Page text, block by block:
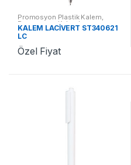
Promosyon Plastik Kalem,
Promosyon Kalemler
KALEM LACİVERT ST340621
LC
Özel Fiyat